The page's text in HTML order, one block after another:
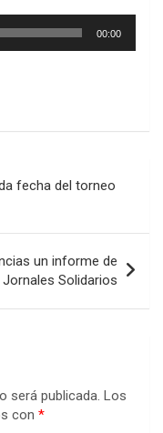
00:00
fecha del torneo
un informe de
Solidarios
será publicada. Los
con *